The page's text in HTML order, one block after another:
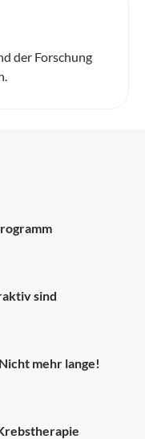
der Forschung
sind
mehr lange!